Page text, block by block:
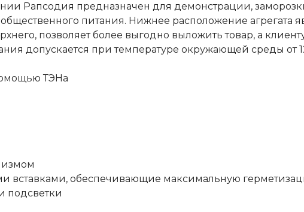
Рапсодия предназначен для демонстрации,
питания. Нижнее расположение агрегата
позволяет более выгодно выложить товар, а
допускается при температуре окружающей среды от
ТЭНа
вставками, обеспечивающие максимальную
подсветки